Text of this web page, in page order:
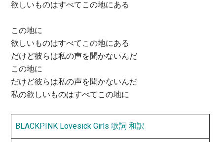
欲しいものはすべてこの地にある
この地に
欲しいものはすべてこの地にある
だけど彼らは私の声を聞かないんだ
この地に
だけど彼らは私の声を聞かないんだ
私の欲しいものはすべてこの地に
BLACKPINK Lovesick Girls 歌詞 和訳